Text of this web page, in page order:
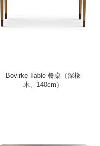
Bovirke Table 餐桌（深橡
木、140cm）